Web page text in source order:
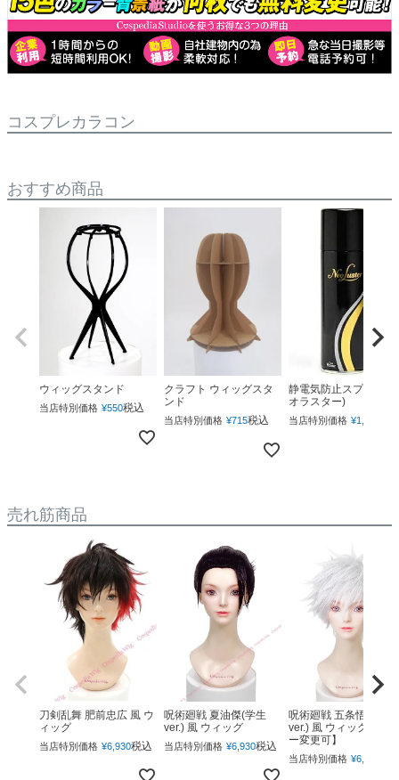
コスプレカラコン
おすすめ商品
ウィッグスタンド
当店特別価格 ¥550税込
クラフト ウィッグスタ
ンド
当店特別価格 ¥715税込
静電気防止スプレー(ネ
オラスター)
当店特別価格 ¥1,760
売れ筋商品
刀剣乱舞 肥前忠広 風 ウ
ィッグ
当店特別価格 ¥6,930税込
呪術廻戦 夏油傑(学生
ver.) 風 ウィッグ
当店特別価格 ¥6,930税込
呪術廻戦 五条悟(下ろ
ver.) 風 ウィッグ 【カ
ー変更可】
当店特別価格 ¥6,930